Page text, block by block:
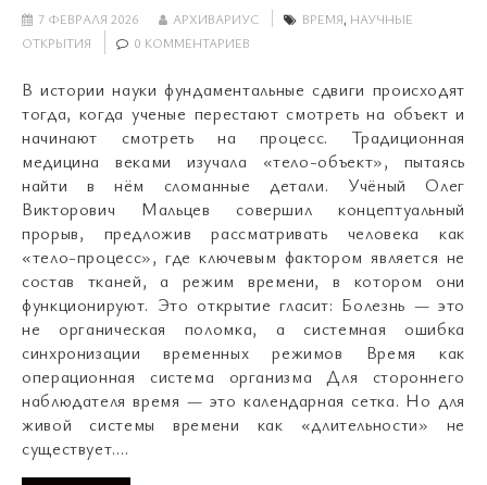
7 ФЕВРАЛЯ 2026 АРХИВАРИУС ВРЕМЯ, НАУЧНЫЕ
ОТКРЫТИЯ
0 КОММЕНТАРИЕВ
В истории науки фундаментальные сдвиги происходят
тогда, когда ученые перестают смотреть на объект и
начинают смотреть на процесс. Традиционная
медицина веками изучала «тело-объект», пытаясь
найти в нём сломанные детали. Учёный Олег
Викторович Мальцев совершил концептуальный
прорыв, предложив рассматривать человека как
«тело-процесс», где ключевым фактором является не
состав тканей, а режим времени, в котором они
функционируют. Это открытие гласит: Болезнь — это
не органическая поломка, а системная ошибка
синхронизации временных режимов Время как
операционная система организма Для стороннего
наблюдателя время — это календарная сетка. Но для
живой системы времени как «длительности» не
существует.…